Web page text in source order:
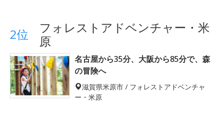
2位
フォレストアドベンチャー・米
原
名古屋から35分、大阪から85分で、森
の冒険へ
滋賀県米原市 / フォレストアドベンチャ
ー・米原